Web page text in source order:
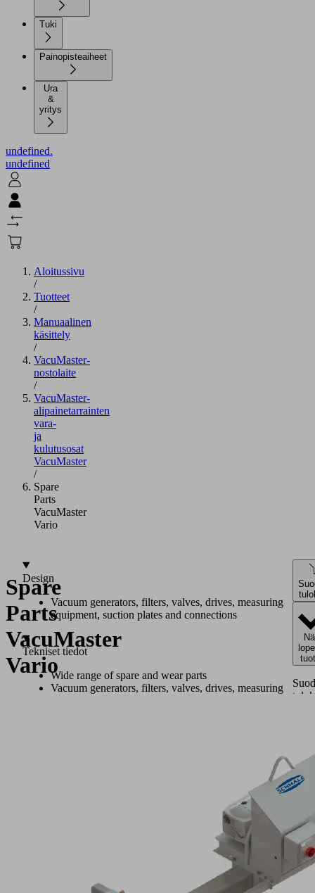
Tuki
Painopisteaiheet
Ura
&
yritys
undefined.
undefined
Aloitussivu
/
Tuotteet
/
Manuaalinen
käsittely
/
VacuMaster-
nostolaite
/
VacuMaster-
alipainetarrainten
vara-
ja
kulutusosat
VacuMaster
/
Spare
Parts
VacuMaster
Vario
Spare
Parts
VacuMaster
Vario
Design
Vacuum generators, filters, valves, drives, measuring
equipment, suction plates and connections
Tekniset tiedot
Wide range of spare and wear parts
Vacuum generators, filters, valves, drives, measuring
1 -